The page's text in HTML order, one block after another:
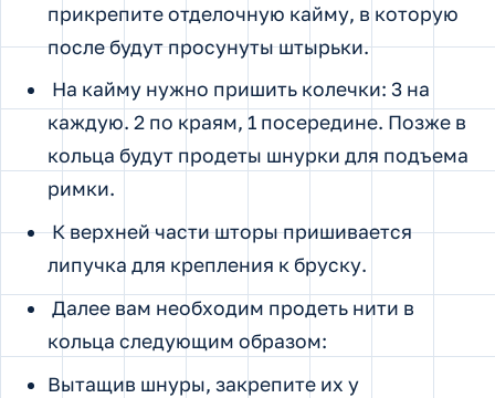
прикрепите отделочную кайму, в которую
после будут просунуты штырьки.
На кайму нужно пришить колечки: 3 на
каждую. 2 по краям, 1 посередине. Позже в
кольца будут продеты шнурки для подъема
римки.
К верхней части шторы пришивается
липучка для крепления к бруску.
Далее вам необходим продеть нити в
кольца следующим образом:
Вытащив шнуры, закрепите их у